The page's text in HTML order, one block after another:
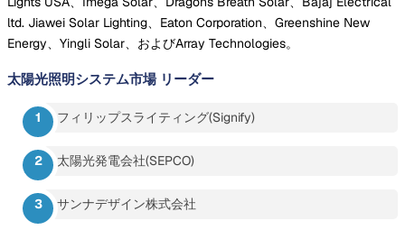
ltd. Jiawei Solar Lighting、Eaton Corporation、Greenshine New
Energy、Yingli Solar、およびArray Technologies。
太陽光照明システム市場 リーダー
フィリップスライティング(Signify)
太陽光発電会社(SEPCO)
サンナデザイン株式会社